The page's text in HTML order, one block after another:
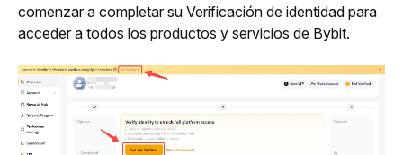
comenzar a completar su Verificación de identidad para
acceder a todos los productos y servicios de Bybit.